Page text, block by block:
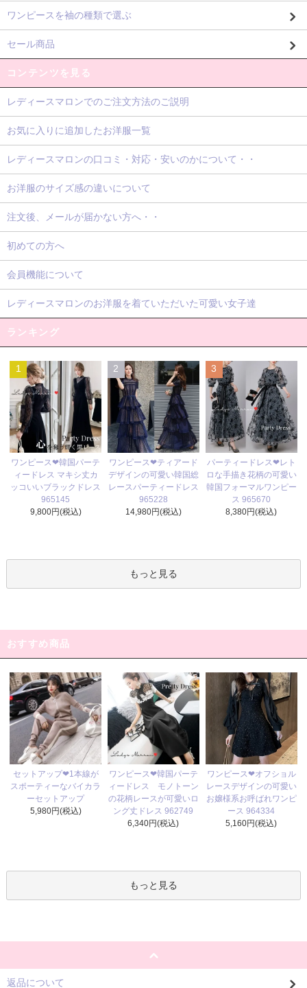
ワンピースを袖の種類で選ぶ
セール商品
コンテンツを見る
レディースマロンでのご注文方法のご説明
お気に入りに追加したお洋服一覧
レディースマロンの口コミ・対応・安いのかについて・・
お洋服のサイズ感の違いについて
注文後、メールが届かない方へ・・
初めての方へ
会員機能について
レディースマロンのお洋服を着ていただいた可愛い女子達
ランキング
1
ワンピース❤韓国パーテ
ィードレス マキシ丈カ
ッコいいブラックドレス
965145
9,800円(税込)
2
ワンピース❤ティアード
デザインの可愛い韓国総
レースパーティードレス
965228
14,980円(税込)
3
パーティードレス❤レト
ロな手描き花柄の可愛い
韓国フォーマルワンピー
ス 965670
8,380円(税込)
もっと見る
おすすめ商品
セットアップ❤1本線が
スポーティーなバイカラ
ーセットアップ
5,980円(税込)
ワンピース❤韓国パーテ
ィードレス モノトーン
の花柄レースが可愛いロ
ング丈ドレス 962749
6,340円(税込)
ワンピース❤オフショル
レースデザインの可愛い
お嬢様系お呼ばれワンピ
ース 964334
5,160円(税込)
もっと見る
返品について